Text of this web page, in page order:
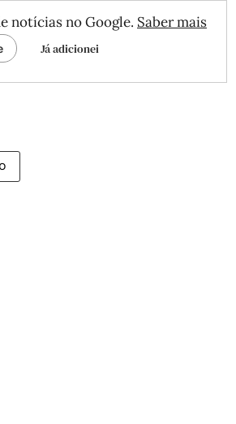
notícias no Google. Saber mais
Já adicionei